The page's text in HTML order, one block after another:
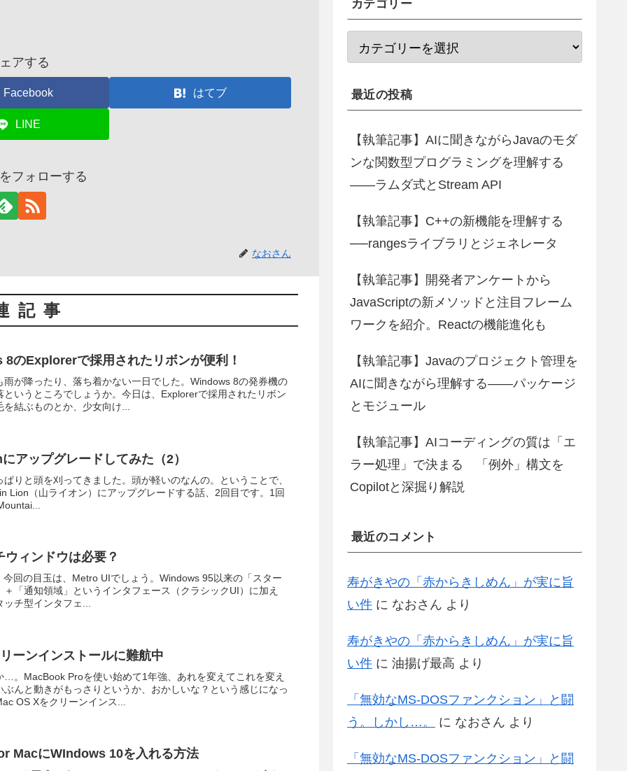
アする
Facebook はてブ
LINE
フォローする
なおさん
記事
のExplorerで採用されたリボンが便利！
が降ったり、落ち着かない一日でした。Windows 8の発券機の
いうところでしょうか。今日は、Explorerで採用されたリボン
結ぶものとか、少女向け...
アップグレードしてみた（2）
りと頭を刈ってきました。頭が軽いのなんの。ということで、
Lion（山ライオン）にアップグレードする話、2回目です。1回
ィンドウは必要？
回の目玉は、Metro UIでしょう。Windows 95以来の「スター
「通知領域」というインタフェース（クラシックUI）に加え
ッチ型インタフェ...
ーンインストールに難航中
…。MacBook Proを使い始めて1年強、あれを変えてこれを変え
んと動きがもっさりというか、おかしいな？という感じになっ
OS Xをクリーンインス...
MacにWIndows 10を入れる方法
カテゴリー
最近の投稿
【執筆記事】AIに聞きながらJavaのモダ
ンな関数型プログラミングを理解する
――ラムダ式とStream API
【執筆記事】C++の新機能を理解する
──rangesライブラリとジェネレータ
【執筆記事】開発者アンケートから
JavaScriptの新メソッドと注目フレーム
ワークを紹介。Reactの機能進化も
【執筆記事】Javaのプロジェクト管理を
AIに聞きながら理解する――パッケージ
とモジュール
【執筆記事】AIコーディングの質は「エ
ラー処理」で決まる 「例外」構文を
Copilotと深掘り解説
最近のコメント
寿がきやの「赤からきしめん」が実に旨
い件 に なおさん より
寿がきやの「赤からきしめん」が実に旨
い件 に 油揚げ最高 より
「無効なMS-DOSファンクション」と闘
う。しかし…。
に なおさん より
「無効なMS-DOSファンクション」と闘